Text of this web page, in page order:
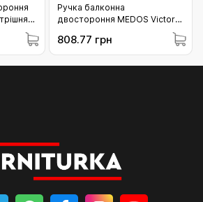
Ручка балконна
двостороння MEDOS Victory
RAL 7016M антрацит матовий
(02-191.7016M.00.45)
808.77 грн